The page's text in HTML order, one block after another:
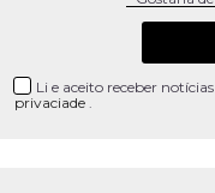
Li e aceito receber
privaciade